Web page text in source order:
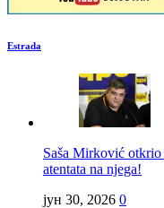
Estrada
Saša Mirković otkrio
atentata na njega!
јун 30, 2026 0